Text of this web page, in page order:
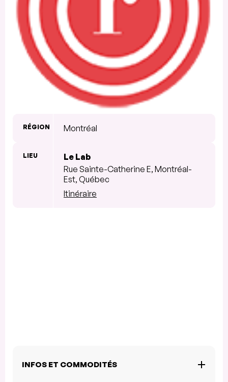
RÉGION Montréal
LIEU
Le Lab
Rue Sainte-Catherine E, Montréal-
Est, Québec
Itinéraire
INFOS ET COMMODITÉS